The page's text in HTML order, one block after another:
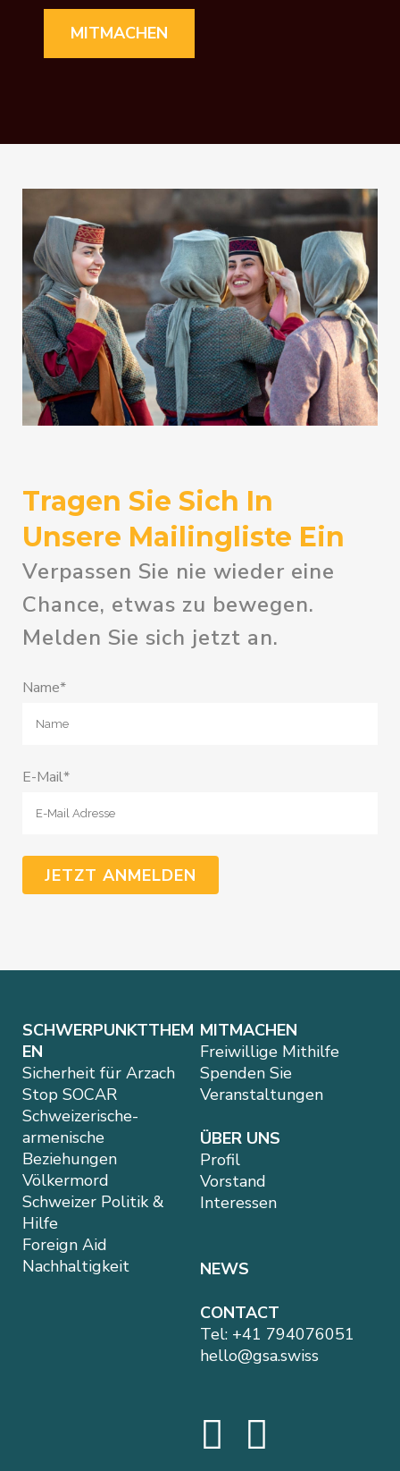
MITMACHEN
Tragen Sie Sich In
Unsere Mailingliste Ein
Verpassen Sie nie wieder eine
Chance, etwas zu bewegen.
Melden Sie sich jetzt an.
Name*
E-Mail*
SCHWERPUNKTTHEM
EN
Sicherheit für Arzach
Stop SOCAR
Schweizerische-
armenische
Beziehungen
Völkermord
Schweizer Politik &
Hilfe
Foreign Aid
Nachhaltigkeit
MITMACHEN
Freiwillige Mithilfe
Spenden Sie
Veranstaltungen
ÜBER UNS
Profil
Vorstand
Interessen
NEWS
CONTACT
Tel: +41 794076051
hello@gsa.swiss